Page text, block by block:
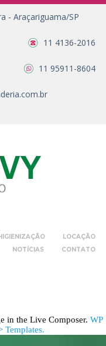
- Araçariguama/SP
11 4136-2016
11 95911-8604
LOCAÇÃO
NOTÍCIAS CONTATO
in the Live Composer. WP
Templates.